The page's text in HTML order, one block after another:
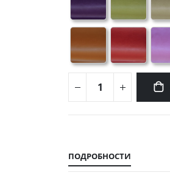
началу
галереи
изображений
ПОДРОБНОСТИ